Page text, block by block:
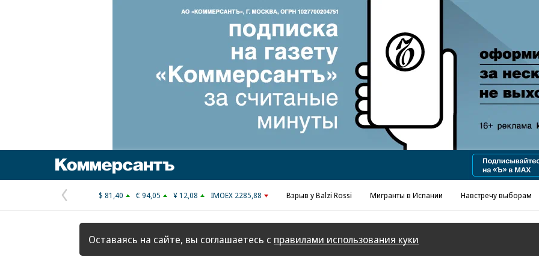
Предыдущая
страница
$ 81,40 € 94,05 ¥ 12,08 IMOEX 2285,88 Взрыв у Balzi Rossi Мигранты в Испании Навстречу выборам
Оставаясь на сайте, вы соглашаетесь с правилами использования куки